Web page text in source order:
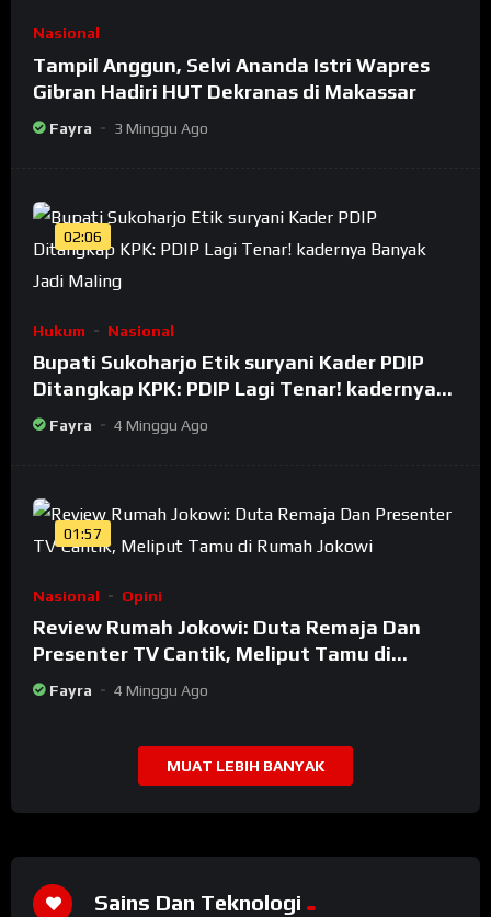
Nasional
Tampil Anggun, Selvi Ananda Istri Wapres
Gibran Hadiri HUT Dekranas di Makassar
Fayra 3 Minggu Ago
02:06
Hukum Nasional
Bupati Sukoharjo Etik suryani Kader PDIP
Ditangkap KPK: PDIP Lagi Tenar! kadernya
Banyak Jadi Maling
Fayra 4 Minggu Ago
01:57
Nasional Opini
Review Rumah Jokowi: Duta Remaja Dan
Presenter TV Cantik, Meliput Tamu di
Rumah Jokowi
Fayra 4 Minggu Ago
MUAT LEBIH BANYAK
Sains Dan Teknologi